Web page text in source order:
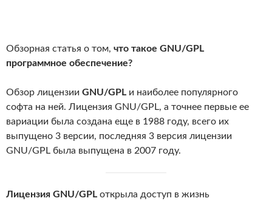
Обзорная статья о том, что такое GNU/GPL
программное обеспечение?
Обзор лицензии GNU/GPL и наиболее популярного
софта на ней. Лицензия GNU/GPL, а точнее первые ее
вариации была создана еще в 1988 году, всего их
выпущено 3 версии, последняя 3 версия лицензии
GNU/GPL была выпущена в 2007 году.
Лицензия GNU/GPL открыла доступ в жизнь